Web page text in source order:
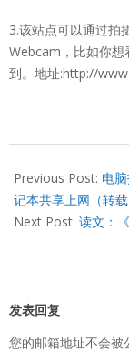
3.该站点可以通过拍
Webcam，比如你想
到。地址:http://
12-
26
Previous Post: 电
记本共享上网（转载
Next Post: 读文：
发表回复
您的邮箱地址不会被